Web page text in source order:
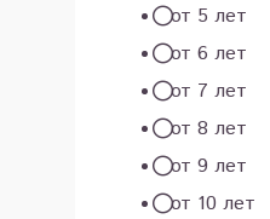
от 5 лет
от 6 лет
от 7 лет
от 8 лет
от 9 лет
от 10 лет